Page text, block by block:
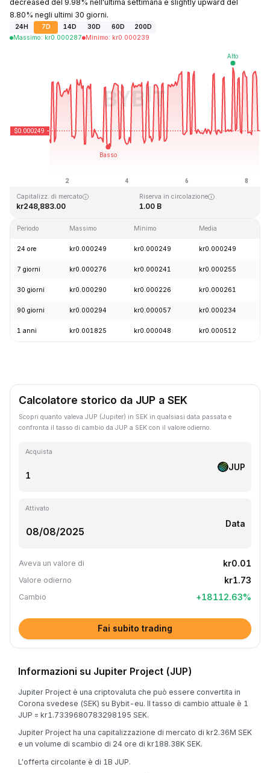
decreased del 9.98% nell'ultima settimana e slightly upward del
8.80% negli ultimi 30 giorni.
24H 7D 14D 30D 60D
200D
Massimo: kr0.000287 Minimo: kr0.000239
Ultimo aggiornamento: 2026-08-08, 09:39 GMT+0
Capitalizz. di mercato
kr248,883.00
Riserva in circolazione
1.00 B
Periodo Massimo Minimo Media
24 ore kr0.000249 kr0.000249 kr0.000249
7 giorni kr0.000276 kr0.000241 kr0.000255
30 giorni kr0.000290 kr0.000226 kr0.000261
90 giorni kr0.000294 kr0.000057 kr0.000234
1 anni kr0.001825 kr0.000048 kr0.000512
Calcolatore storico da JUP a SEK
Scopri quanto valeva JUP (Jupiter) in SEK in qualsiasi data passata e
confronta il tasso di cambio da JUP a SEK con il valore odierno.
Acquista
JUP
Attivato
Data
Aveva un valore di kr0.01
Valore odierno kr1.73
Cambio +18112.63%
Fai subito trading
Informazioni su Jupiter Project (JUP)
Jupiter Project è una criptovaluta che può essere convertita in
Corona svedese (SEK) su Bybit-eu. Il tasso di cambio attuale è 1
JUP = kr1.7339680783298195 SEK.
Jupiter Project ha una capitalizzazione di mercato di kr2.36M SEK
e un volume di scambio di 24 ore di kr188.38K SEK.
L'offerta circolante è di 1B JUP.